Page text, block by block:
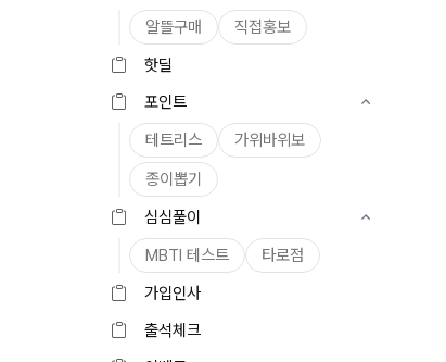
알뜰구매
직접홍보
핫딜
포인트
테트리스
가위바위보
종이뽑기
심심풀이
MBTI 테스트
타로점
가입인사
출석체크